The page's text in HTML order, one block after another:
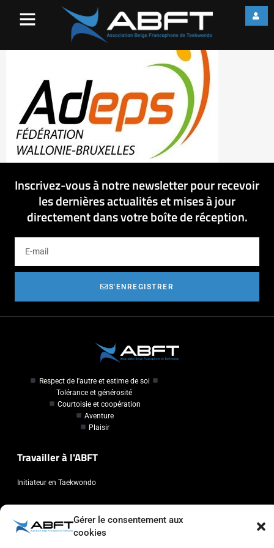
Gérer le consentement aux
cookies
Inscrivez-vous à notre newsletter pour recevoir
les dernières actualités et mises à jour
directement dans votre boîte de réception.
S'ENREGISTRER
Respect de l'autre et estime de soi
Tolérance et générosité
Courtoisie et coopération
Aventure
Plaisir
Travailler à l'ABFT
Initiateur en Taekwondo
Association Belge Francophone de Taekwondo